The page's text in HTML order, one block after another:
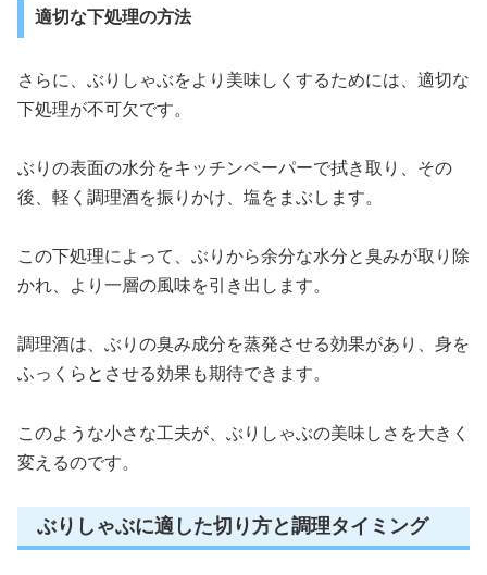
適切な下処理の方法
さらに、ぶりしゃぶをより美味しくするためには、適切な
下処理が不可欠です。
ぶりの表面の水分をキッチンペーパーで拭き取り、その
後、軽く調理酒を振りかけ、塩をまぶします。
この下処理によって、ぶりから余分な水分と臭みが取り除
かれ、より一層の風味を引き出します。
調理酒は、ぶりの臭み成分を蒸発させる効果があり、身を
ふっくらとさせる効果も期待できます。
このような小さな工夫が、ぶりしゃぶの美味しさを大きく
変えるのです。
ぶりしゃぶに適した切り方と調理タイミング